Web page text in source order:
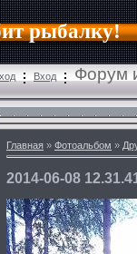
рыбалку!
Вход
Форум
Главная » Фотоальбом »
2014-06-08